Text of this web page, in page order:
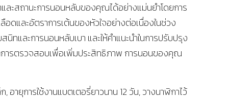
และสถานะการนอนหลับของคุณได้อย่างแม่นยำโดยการ
อดและอัตราการเต้นของหัวใจอย่างต่อเนื่องในช่วง
ทและการนอนหลับเบา และให้คำแนะนำในการปรับปรุง
ารตรวจสอบเพื่อเพิ่มประสิทธิภาพ การนอนของคุณ
อายุการใช้งานแบตเตอรี่ยาวนาน 12 วัน, วางนาฬิกาไว้